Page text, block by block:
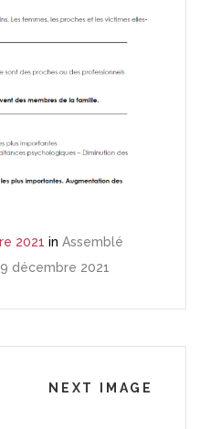
2021 in Assemblé
décembre 2021
NEXT IMAGE